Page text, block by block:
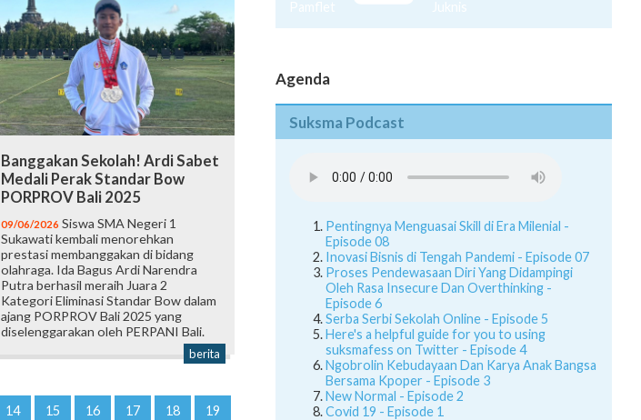
Banggakan Sekolah! Ardi Sabet
Medali Perak Standar Bow
PORPROV Bali 2025
09/06/2026 Siswa SMA Negeri 1
Sukawati kembali menorehkan
prestasi membanggakan di bidang
olahraga. Ida Bagus Ardi Narendra
Putra berhasil meraih Juara 2
Kategori Eliminasi Standar Bow dalam
ajang PORPROV Bali 2025 yang
diselenggarakan oleh PERPANI Bali.
berita
14 15 16 17 18 19
Pamflet Juknis
Agenda
Suksma Podcast
Pentingnya Menguasai Skill di Era Milenial -
Episode 08
Inovasi Bisnis di Tengah Pandemi - Episode 07
Proses Pendewasaan Diri Yang Didampingi
Oleh Rasa Insecure Dan Overthinking -
Episode 6
Serba Serbi Sekolah Online - Episode 5
Here's a helpful guide for you to using
suksmafess on Twitter - Episode 4
Ngobrolin Kebudayaan Dan Karya Anak Bangsa
Bersama Kpoper - Episode 3
New Normal - Episode 2
Covid 19 - Episode 1